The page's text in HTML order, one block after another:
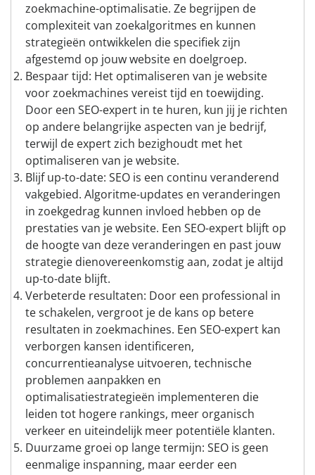
zoekmachine-optimalisatie. Ze begrijpen de
complexiteit van zoekalgoritmes en kunnen
strategieën ontwikkelen die specifiek zijn
afgestemd op jouw website en doelgroep.
Bespaar tijd: Het optimaliseren van je website
voor zoekmachines vereist tijd en toewijding.
Door een SEO-expert in te huren, kun jij je richten
op andere belangrijke aspecten van je bedrijf,
terwijl de expert zich bezighoudt met het
optimaliseren van je website.
Blijf up-to-date: SEO is een continu veranderend
vakgebied. Algoritme-updates en veranderingen
in zoekgedrag kunnen invloed hebben op de
prestaties van je website. Een SEO-expert blijft op
de hoogte van deze veranderingen en past jouw
strategie dienovereenkomstig aan, zodat je altijd
up-to-date blijft.
Verbeterde resultaten: Door een professional in
te schakelen, vergroot je de kans op betere
resultaten in zoekmachines. Een SEO-expert kan
verborgen kansen identificeren,
concurrentieanalyse uitvoeren, technische
problemen aanpakken en
optimalisatiestrategieën implementeren die
leiden tot hogere rankings, meer organisch
verkeer en uiteindelijk meer potentiële klanten.
Duurzame groei op lange termijn: SEO is geen
eenmalige inspanning, maar eerder een